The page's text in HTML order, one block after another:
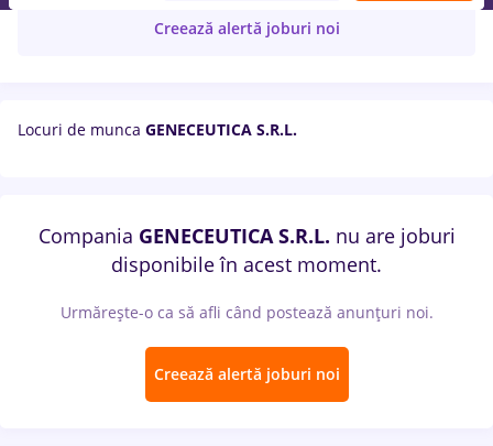
Creează alertă joburi noi
Locuri de munca GENECEUTICA S.R.L.
Compania GENECEUTICA S.R.L. nu are joburi
disponibile în acest moment.
Urmărește-o ca să afli când postează anunțuri noi.
Creează alertă joburi noi